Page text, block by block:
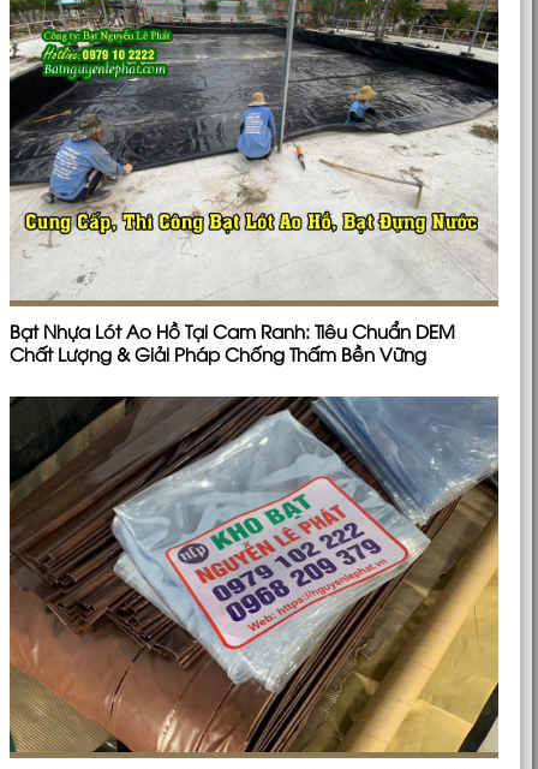
Bạt Nhựa Lót Ao Hồ Tại Cam Ranh: Tiêu Chuẩn DEM
Chất Lượng & Giải Pháp Chống Thấm Bền Vững